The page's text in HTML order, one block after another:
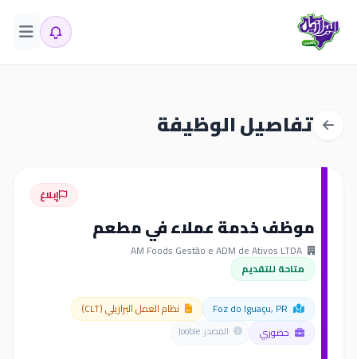
تفاصيل الوظيفة
إبلاغ
موظف خدمة عملاء في مطعم
متاحة للتقديم
نظام العمل البرازيلي (CLT)
حضوري
المصدر: Jooble